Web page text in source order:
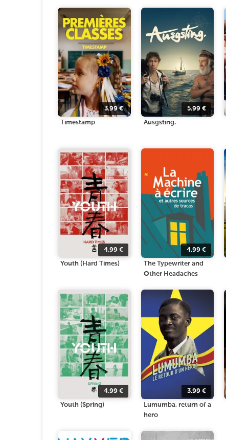
3.99€
Timestamp
5.99 €
Ausgsting.
4.99€
Youth (Hard Times)
4.99 €
The Typewriter and
Other Headaches
4.99€
Youth (Spring)
3.99 €
Lumumba, return of a
hero